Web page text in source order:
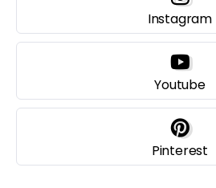
Instagram
Youtube
Pinterest